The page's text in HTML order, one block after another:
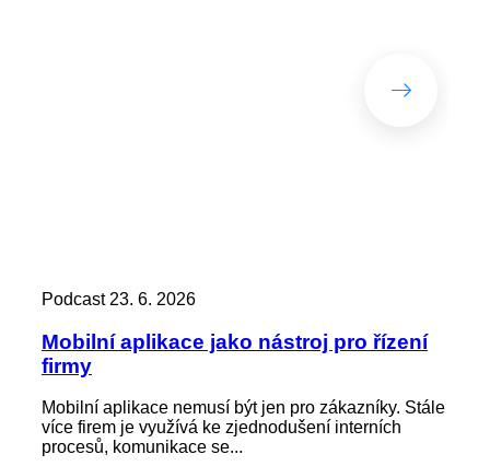
Podcast 23. 6. 2026
Mobilní aplikace jako nástroj pro řízení
firmy
Mobilní aplikace nemusí být jen pro zákazníky. Stále
více firem je využívá ke zjednodušení interních
procesů, komunikace se...